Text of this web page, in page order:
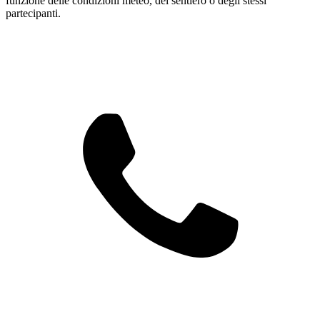
partecipanti.